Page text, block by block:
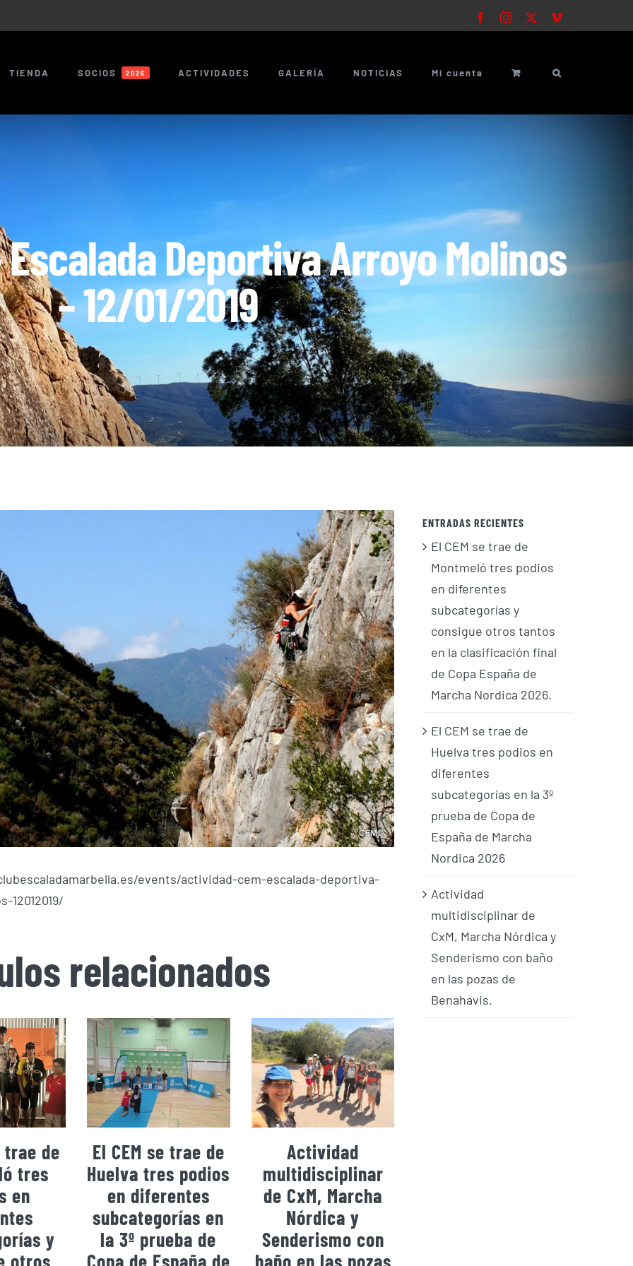
FacebookInstagram Vimeo
TIENDA SOCIOS 2026 ACTIVIDADES GALERÍA NOTICIAS Mi cuenta
Escalada Deportiva Arroyo Molinos
– 12/01/2019
events/actividad-cem-escalada-deportiva-
12012019/
relacionados
trae de
tres
en
y
otros
El CEM se trae de
Huelva tres podios
en diferentes
subcategorías en
la 3º prueba de
Copa de España de
Actividad
multidisciplinar
de CxM, Marcha
Nórdica y
Senderismo con
baño en las pozas
ENTRADAS RECIENTES
El CEM se trae de
Montmeló tres podios
en diferentes
subcategorías y
consigue otros tantos
en la clasificación final
de Copa España de
Marcha Nordica 2026.
El CEM se trae de
Huelva tres podios en
diferentes
subcategorías en la 3º
prueba de Copa de
España de Marcha
Nordica 2026
Actividad
multidisciplinar de
CxM, Marcha Nórdica y
Senderismo con baño
en las pozas de
Benahavis.